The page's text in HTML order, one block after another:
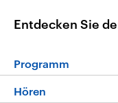
Entdecken Sie
Programm
Programm
Hören